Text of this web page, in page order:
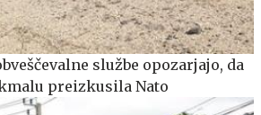
službe opozarjajo, da
preizkusila Nato